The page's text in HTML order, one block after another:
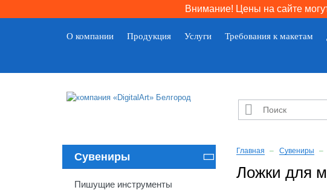
Внимание! Цены на сайте
О компании Продукция Услуги Требования к макетам

Сувениры 
Пишущие инструменты
Главная Сувениры
Ложки для